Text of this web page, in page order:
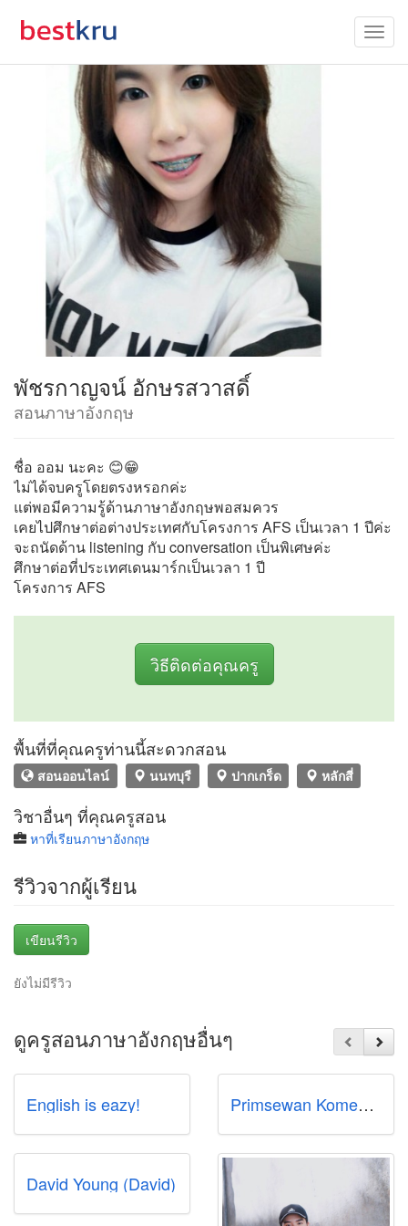
พัชรกาญจน์ อักษรสวาสดิ์
สอนภาษาอังกฤษ
ชื่อ ออม นะคะ 😊😁
ไม่ได้จบครูโดยตรงหรอกค่ะ
แต่พอมีความรู้ด้านภาษาอังกฤษพอสมควร
เคยไปศึกษาต่อต่างประเทศกับโครงการ AFS เป็นเวลา 1 ปีค่ะ
จะถนัดด้าน listening กับ conversation เป็นพิเศษค่ะ
ศึกษาต่อที่ประเทศเดนมาร์กเป็นเวลา 1 ปี
โครงการ AFS
วิธีติดต่อคุณครู
พื้นที่ที่คุณครูท่านนี้สะดวกสอน
สอนออนไลน์ นนทบุรี ปากเกร็ด หลักสี่
วิชาอื่นๆ ที่คุณครูสอน
หาที่เรียนภาษาอังกฤษ
รีวิวจากผู้เรียน
เขียนรีวิว
ยังไม่มีรีวิว
ดูครูสอนภาษาอังกฤษอื่นๆ
English is eazy! Primsewan Komekarat (P'Preem)
David Young (David)